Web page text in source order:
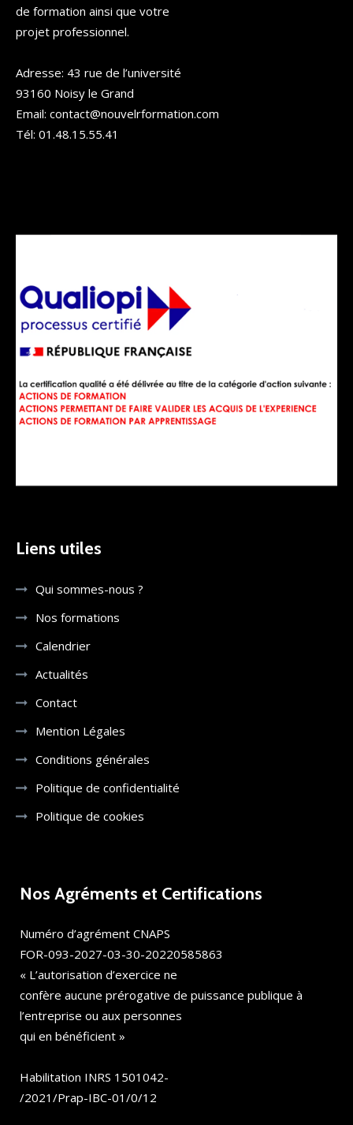
de formation ainsi que votre
projet professionnel.
Adresse: 43 rue de l’université
93160 Noisy le Grand
Email: contact@nouvelrformation.com
Tél: 01.48.15.55.41
Liens utiles
Qui sommes-nous ?
Nos formations
Calendrier
Actualités
Contact
Mention Légales
Conditions générales
Politique de confidentialité
Politique de cookies
Nos Agréments et Certifications
Numéro d’agrément CNAPS
FOR-093-2027-03-30-20220585863
« L’autorisation d’exercice ne
confère aucune prérogative de puissance publique à
l’entreprise ou aux personnes
qui en bénéficient »
Habilitation INRS 1501042-
/2021/Prap-IBC-01/0/12